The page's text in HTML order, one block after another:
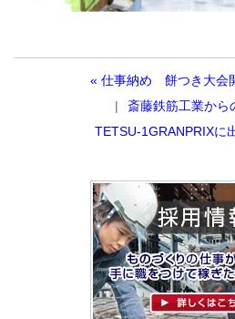
« 仕事納め 餅つき大会
斎藤鉄筋工業から
TETSU-1GRANPRIXに